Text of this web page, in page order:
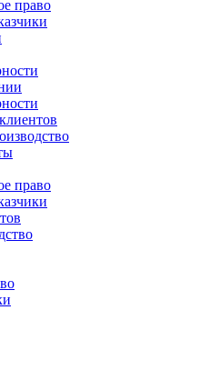
право
право